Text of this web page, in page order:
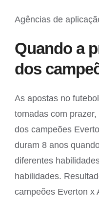
Agências de
Quando a
dos
As apostas no
tomadas com
dos campeões
duram 8 anos
diferentes
habilidades.
campeões Everton x